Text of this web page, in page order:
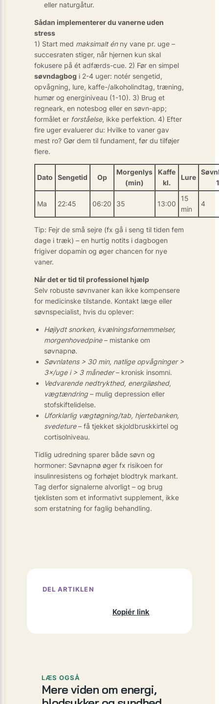
eller naturgåtur.
Sådan implementerer du vanerne uden
stress
1) Start med maksimalt énny vane pr. uge –
succesraten stiger, når hjernen kun skal
fokusere på ét adfærds-cue. 2) Før en simpel
søvndagbog i 2-4 uger: notér sengetid,
opvågning, lure, kaffe-/alkoholindtag, træning,
humør og energiniveau (1-10). 3) Brug et
regneark, en notesbog eller en søvn-app;
formålet er forståelse, ikke perfektion. 4) Efter
fire uger evaluerer du: Hvilke to vaner gav
mest ro? Gør dem til fundament, før du tilføjer
flere.
Dato Sengetid Op
Morgenlys
(min)
Kaffe
kl.
Lure
Ma 22:45 06:20 35 13:00
15
min
4
Tip: Fejr de små sejre (fx gå i seng til tiden fem
dage i træk) – en hurtig notits i dagbogen
frigiver dopamin og øger chancen for nye
vaner.
Når det er tid til professionel hjælp
Selv robuste søvnvaner kan ikke kompensere
for medicinske tilstande. Kontakt læge eller
søvnspecialist, hvis du oplever:
Højlydt snorken, kvælningsfornemmelser,
morgenhovedpine– mistanke om
søvnapnø.
Søvnlatens > 30 min, natlige opvågninger >
3×/uge i > 3 måneder– kronisk insomni.
Vedvarende nedtrykthed, energiløshed,
vægtændring– mulig depression eller
stofskiftelidelse.
Uforklarlig vægtøgning/tab, hjertebanken,
svedeture– få tjekket skjoldbruskkirtel og
cortisolniveau.
Tidlig udredning sparer både søvn og
hormoner: Søvnapnø øger fx risikoen for
insulinresistens og forhøjet blodtryk markant.
Tag derfor signalerne alvorligt – og brug
tjeklisten som et informativt supplement, ikke
som erstatning for faglig behandling.
DEL ARTIKLEN
Kopiér link
LÆS OGSÅ
Mere viden om energi,